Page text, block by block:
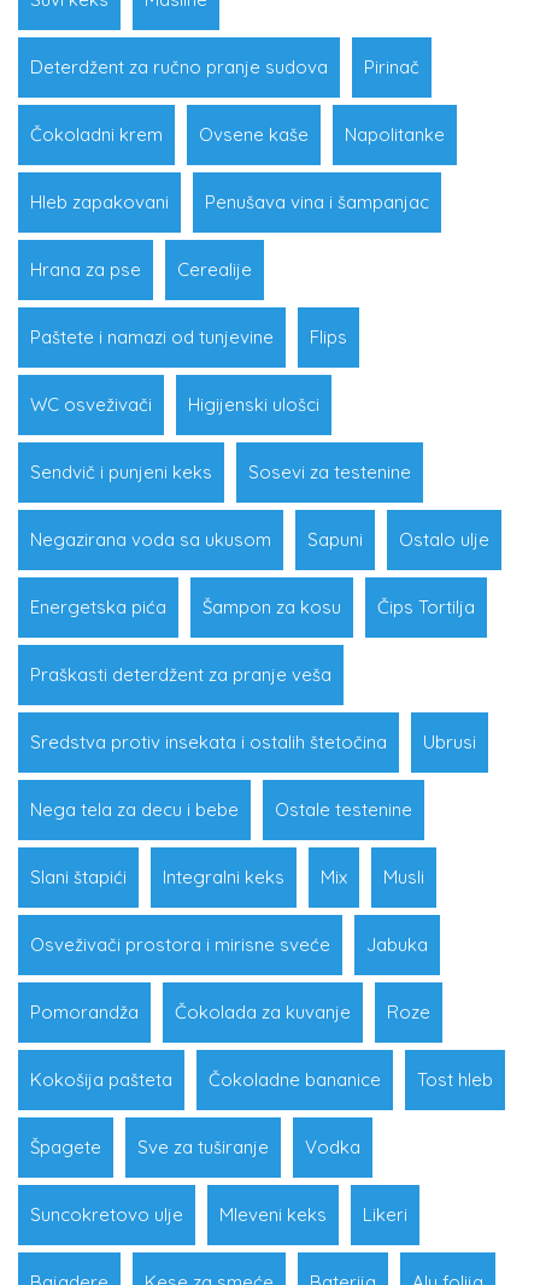
Deterdžent za ručno pranje sudova Pirinač
Čokoladni krem Ovsene kaše Napolitanke
Hleb zapakovani Penušava vina i šampanjac
Hrana za pse Cerealije
Paštete i namazi od tunjevine Flips
WC osveživači Higijenski ulošci
Sendvič i punjeni keks Sosevi za testenine
Negazirana voda sa ukusom Sapuni Ostalo ulje
Energetska pića Šampon za kosu Čips Tortilja
Praškasti deterdžent za pranje veša
Sredstva protiv insekata i ostalih štetočina Ubrusi
Nega tela za decu i bebe Ostale testenine
Slani štapići Integralni keks Mix Musli
Osveživači prostora i mirisne sveće Jabuka
Pomorandža Čokolada za kuvanje Roze
Kokošija pašteta Čokoladne bananice Tost hleb
Špagete Sve za tuširanje Vodka
Suncokretovo ulje Mleveni keks Likeri